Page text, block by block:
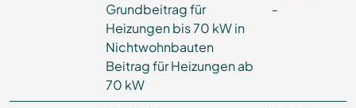
Grundbeitrag für
Heizungen bis 70 kW in
Nichtwohnbauten
Beitrag für Heizungen ab
70 kW
-